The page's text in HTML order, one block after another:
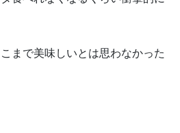
まで美味しいとは思わなかった